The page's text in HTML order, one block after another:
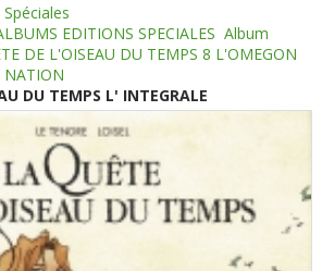
EDITIONS SPECIALES Album
DE L'OISEAU DU TEMPS 8 L'OMEGON
NATION
DU TEMPS L' INTEGRALE